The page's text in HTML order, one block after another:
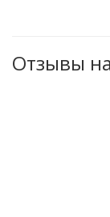
Отзывы